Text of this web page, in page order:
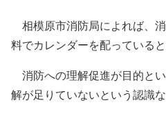
相模原市消防局によれば、
料でカレンダーを配っている
消防への理解促進が目的と
解が足りていないという認識